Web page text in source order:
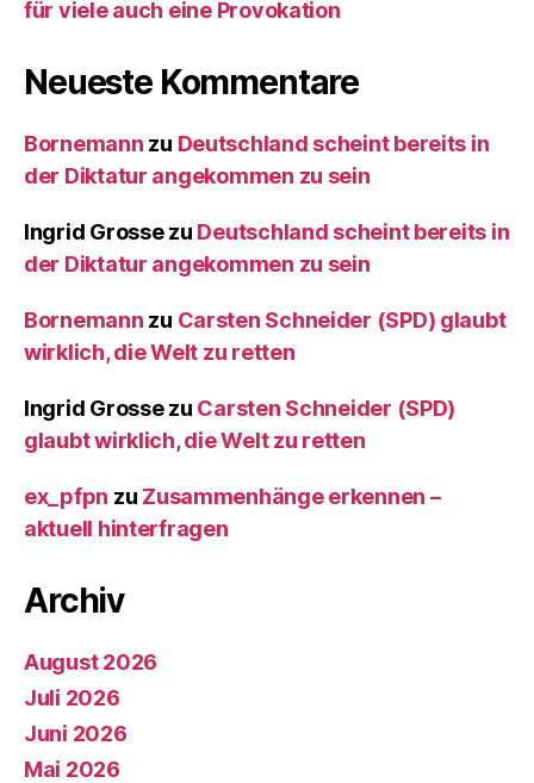
für viele auch eine Provokation
Neueste Kommentare
Bornemann zu Deutschland scheint bereits in
der Diktatur angekommen zu sein
Ingrid Grossezu Deutschland scheint bereits in
der Diktatur angekommen zu sein
Bornemann zu Carsten Schneider (SPD) glaubt
wirklich, die Welt zu retten
Ingrid Grossezu Carsten Schneider (SPD)
glaubt wirklich, die Welt zu retten
ex_pfpn zu Zusammenhänge erkennen –
aktuell hinterfragen
Archiv
August 2026
Juli 2026
Juni 2026
Mai 2026